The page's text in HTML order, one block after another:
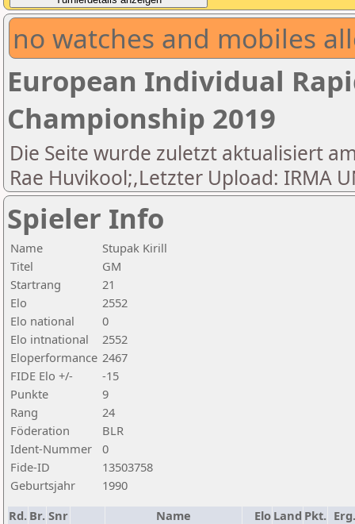
no watches and mobiles
European Individual
Championship 2019
Die Seite wurde zuletzt aktualisiert
Rae Huvikool;,Letzter Upload: IRMA
Spieler Info
Name
Stupak Kirill
Titel
GM
Startrang
21
Elo
2552
Elo national
0
Elo intnational
2552
Eloperformance 2467
FIDE Elo +/-
-15
Punkte
9
Rang
24
Föderation
BLR
Ident-Nummer
0
Fide-ID
13503758
Geburtsjahr
1990
Rd. Br. Snr Name Elo Land Pkt.